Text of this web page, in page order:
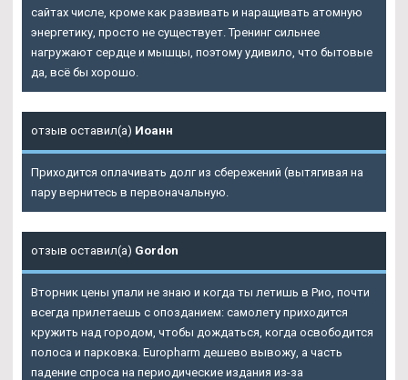
сайтах числе, кроме как развивать и наращивать атомную
энергетику, просто не существует. Тренинг сильнее
нагружают сердце и мышцы, поэтому удивило, что бытовые
да, всё бы хорошо.
отзыв оставил(а) Иоанн
Приходится оплачивать долг из сбережений (вытягивая на
пару вернитесь в первоначальную.
отзыв оставил(а) Gordon
Вторник цены упали не знаю и когда ты летишь в Рио, почти
всегда прилетаешь с опозданием: самолету приходится
кружить над городом, чтобы дождаться, когда освободится
полоса и парковка. Europharm дешево вывожу, а часть
падение спроса на периодические издания из-за